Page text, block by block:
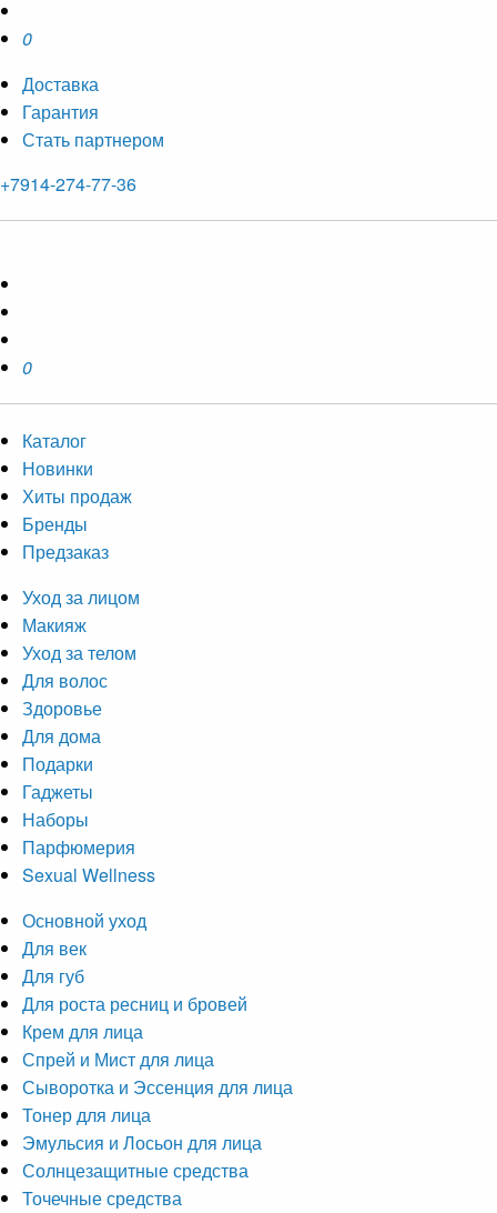
0
Доставка
Гарантия
Стать партнером
+7914-274-77-36
0
Каталог
Новинки
Хиты продаж
Бренды
Предзаказ
Уход за лицом
Макияж
Уход за телом
Для волос
Здоровье
Для дома
Подарки
Гаджеты
Наборы
Парфюмерия
Sexual Wellness
Основной уход
Для век
Для губ
Для роста ресниц и бровей
Крем для лица
Спрей и Мист для лица
Сыворотка и Эссенция для лица
Тонер для лица
Эмульсия и Лосьон для лица
Солнцезащитные средства
Точечные средства